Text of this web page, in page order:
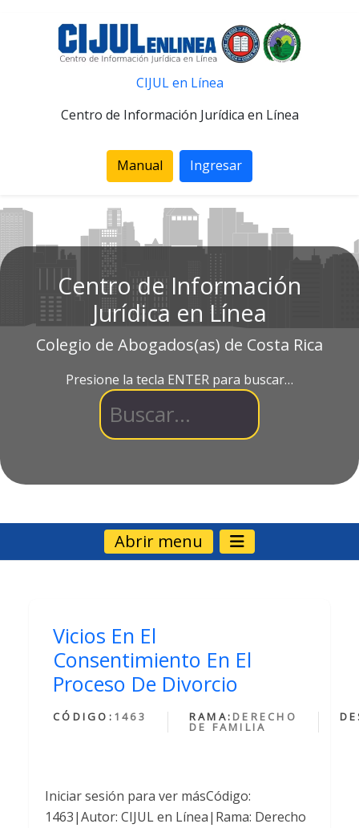
CIJUL en Línea
Centro de Información Jurídica en Línea
Manual Ingresar
Centro de Información
Jurídica en Línea
Colegio de Abogados(as) de Costa Rica
Presione la tecla ENTER para buscar…
Abrir menu
Vicios En El
Consentimiento En El
Proceso De Divorcio
CÓDIGO: 1463 RAMA: DERECHO
DE FAMILIA
Iniciar sesión para ver másCódigo:
1463|Autor: CIJUL en Línea|Rama: Derecho